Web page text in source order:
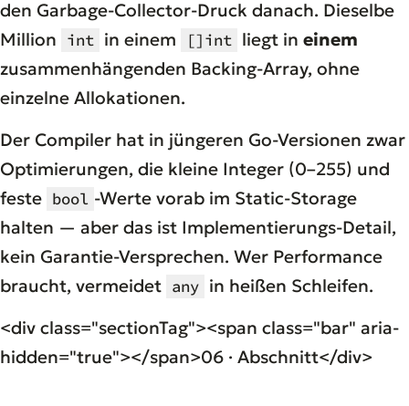
den Garbage-Collector-Druck danach. Dieselbe
Million int in einem []int liegt in einem
zusammenhängenden Backing-Array, ohne
einzelne Allokationen.
Der Compiler hat in jüngeren Go-Versionen zwar
Optimierungen, die kleine Integer (0–255) und
feste bool -Werte vorab im Static-Storage
halten — aber das ist Implementierungs-Detail,
kein Garantie-Versprechen. Wer Performance
braucht, vermeidet any in heißen Schleifen.
<div class="sectionTag"><span class="bar" aria-
hidden="true"></span>06 · Abschnitt</div>